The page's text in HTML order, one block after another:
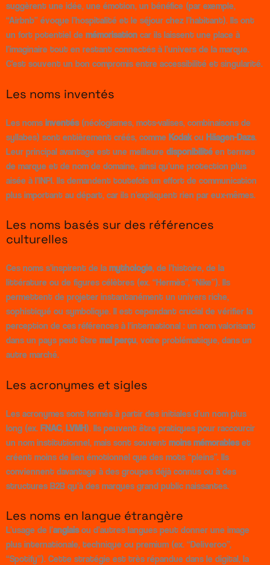
suggèrent une idée, une émotion, un bénéfice (par exemple,
“Airbnb” évoque l’hospitalité et le séjour chez l’habitant). Ils ont
un fort potentiel de mémorisation car ils laissent une place à
l’imaginaire tout en restant connectés à l’univers de la marque.
C’est souvent un bon compromis entre accessibilité et singularité.
Les noms inventés
Les noms inventés(néologismes, mots-valises, combinaisons de
syllabes) sont entièrement créés, comme Kodakou Häagen-Dazs.
Leur principal avantage est une meilleure disponibilité en termes
de marque et de nom de domaine, ainsi qu’une protection plus
aisée à l’INPI. Ils demandent toutefois un effort de communication
plus important au départ, car ils n’expliquent rien par eux-mêmes.
Les noms basés sur des références
culturelles
Ces noms s’inspirent de la mythologie, de l’histoire, de la
littérature ou de figures célèbres (ex. “Hermès”, “Nike”). Ils
permettent de projeter instantanément un univers riche,
sophistiqué ou symbolique. Il est cependant crucial de vérifier la
perception de ces références à l’international : un nom valorisant
dans un pays peut être mal perçu, voire problématique, dans un
autre marché.
Les acronymes et sigles
Les acronymes sont formés à partir des initiales d’un nom plus
long (ex. FNAC, LVMH). Ils peuvent être pratiques pour raccourcir
un nom institutionnel, mais sont souvent moins mémorableset
créent moins de lien émotionnel que des mots “pleins”. Ils
conviennent davantage à des groupes déjà connus ou à des
structures B2B qu’à des marques grand public naissantes.
Les noms en langue étrangère
L’usage de l’anglaisou d’autres langues peut donner une image
plus internationale, technique ou premium (ex. “Deliveroo”,
“Spotify”). Cette stratégie est très répandue dans le digital, la